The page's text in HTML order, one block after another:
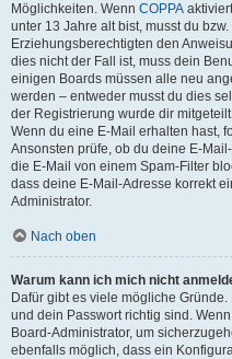
Möglichkeiten. Wenn COPPA
unter 13 Jahre alt bist, musst du
Erziehungsberechtigten den
dies nicht der Fall ist, muss dein
einigen Boards müssen alle neu
werden – entweder musst du dies
der Registrierung wurde dir
Wenn du eine E-Mail erhalten hast,
Ansonsten prüfe, ob du deine E-
die E-Mail von einem Spam-Filter
dass deine E-Mail-Adresse korrekt
Administrator.
Nach oben
Warum kann ich mich nicht
Dafür gibt es viele mögliche
und dein Passwort richtig sind.
Board-Administrator, um
ebenfalls möglich, dass ein